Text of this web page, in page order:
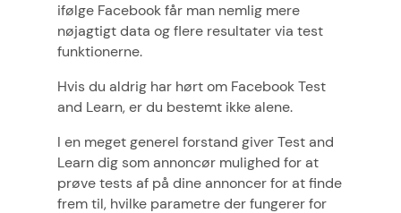
ifølge Facebook får man nemlig mere
nøjagtigt data og flere resultater via test
funktionerne.
Hvis du aldrig har hørt om Facebook Test
and Learn, er du bestemt ikke alene.
I en meget generel forstand giver Test and
Learn dig som annoncør mulighed for at
prøve tests af på dine annoncer for at finde
frem til, hvilke parametre der fungerer for